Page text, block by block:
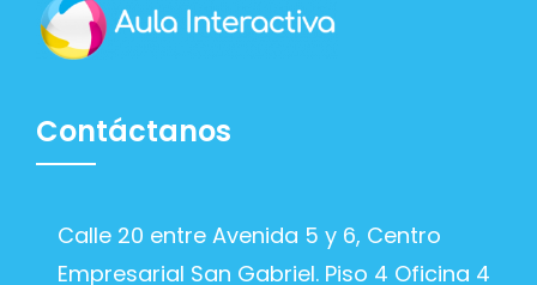
Contáctanos
Calle 20 entre Avenida 5 y 6, Centro
Empresarial San Gabriel. Piso 4 Oficina 4